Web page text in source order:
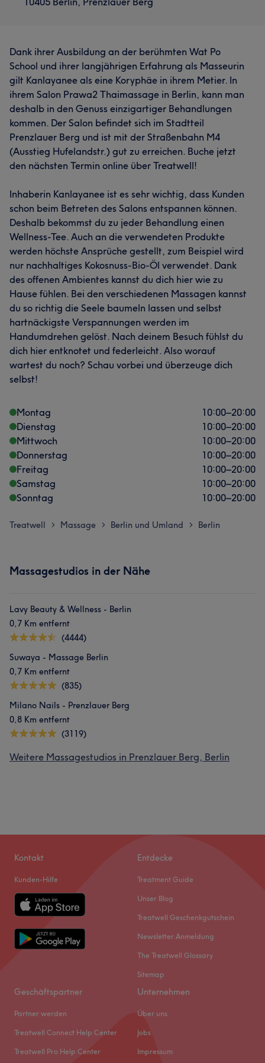
Dank ihrer Ausbildung an der berühmten Wat Po
School und ihrer langjährigen Erfahrung als Masseurin
gilt Kanlayanee als eine Koryphäe in ihrem Metier. In
ihrem Salon Prawa2 Thaimassage in Berlin, kann man
deshalb in den Genuss einzigartiger Behandlungen
kommen. Der Salon befindet sich im Stadtteil
Prenzlauer Berg und ist mit der Straßenbahn M4
(Ausstieg Hufelandstr.) gut zu erreichen. Buche jetzt
den nächsten Termin online über Treatwell!
Inhaberin Kanlayanee ist es sehr wichtig, dass Kunden
schon beim Betreten des Salons entspannen können.
Deshalb bekommst du zu jeder Behandlung einen
Wellness-Tee. Auch an die verwendeten Produkte
werden höchste Ansprüche gestellt, zum Beispiel wird
nur nachhaltiges Kokosnuss-Bio-Öl verwendet. Dank
des offenen Ambientes kannst du dich hier wie zu
Hause fühlen. Bei den verschiedenen Massagen kannst
du so richtig die Seele baumeln lassen und selbst
hartnäckigste Verspannungen werden im
Handumdrehen gelöst. Nach deinem Besuch fühlst du
dich hier entknotet und federleicht. Also worauf
wartest du noch? Schau vorbei und überzeuge dich
selbst!
Montag 10:00–20:00
Dienstag
10:00–20:00
Mittwoch
10:00–20:00
Donnerstag
10:00–20:00
Freitag
10:00–20:00
Samstag
10:00–20:00
Sonntag
10:00–20:00
Treatwell > Massage > Berlin und Umland > Berlin
Massagestudios in der Nähe
Lavy Beauty & Wellness - Berlin
0,7 Km entfernt
(4444)
Suwaya - Massage Berlin
0,7 Km entfernt
(835)
Milano Nails - Prenzlauer Berg
0,8 Km entfernt
(3119)
Weitere Massagestudios in Prenzlauer Berg, Berlin
Kontakt
Kunden-Hilfe
Entdecke
Treatment Guide
Unser Blog
Treatwell Geschenkgutschein
Newsletter Anmeldung
The Treatwell Glossary
Sitemap
Geschäftspartner
Partner werden
Treatwell Connect Help Center
Treatwell Pro Help Center
Unternehmen
Über uns
Jobs
Impressum